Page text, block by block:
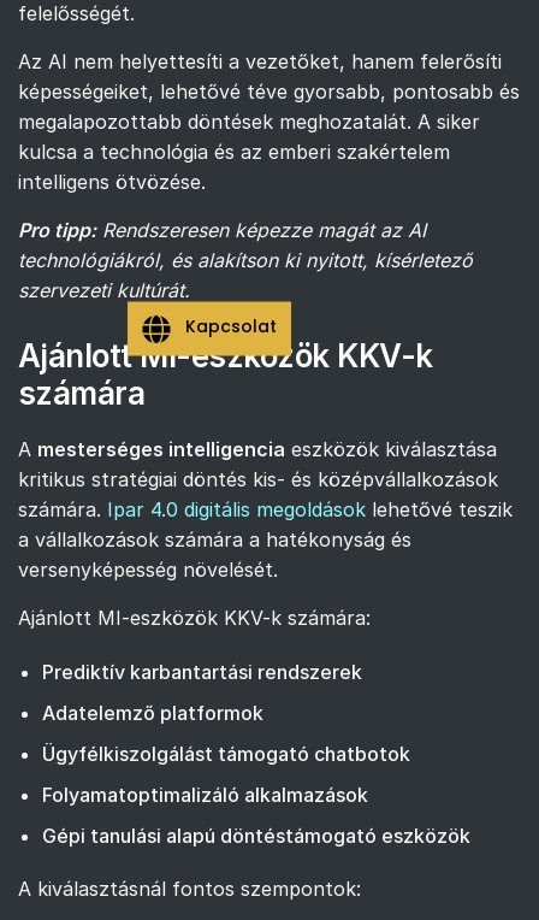
felelősségét.
Az AI nem helyettesíti a vezetőket, hanem felerősíti
képességeiket, lehetővé téve gyorsabb, pontosabb és
megalapozottabb döntések meghozatalát. A siker
kulcsa a technológia és az emberi szakértelem
intelligens ötvözése.
Pro tipp: Rendszeresen képezze magát az AI
technológiákról, és alakítson ki nyitott, kísérletező
szervezeti kultúrát.
Ajánlott MI-eszközök KKV-k
számára
A mesterséges intelligencia eszközök kiválasztása
kritikus stratégiai döntés kis- és középvállalkozások
számára. Ipar 4.0 digitális megoldások lehetővé teszik
a vállalkozások számára a hatékonyság és
versenyképesség növelését.
Ajánlott MI-eszközök KKV-k számára:
Prediktív karbantartási rendszerek
Adatelemző platformok
Ügyfélkiszolgálást támogató chatbotok
Folyamatoptimalizáló alkalmazások
Gépi tanulási alapú döntéstámogató eszközök
A kiválasztásnál fontos szempontok:
Kapcsolat